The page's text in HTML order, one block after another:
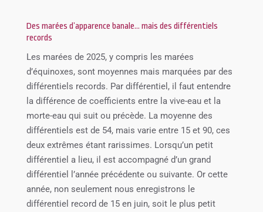
Des marées d’apparence banale… mais des différentiels
records
Les marées de 2025, y compris les marées
d’équinoxes, sont moyennes mais marquées par des
différentiels records. Par différentiel, il faut entendre
la différence de coefficients entre la vive-eau et la
morte-eau qui suit ou précède. La moyenne des
différentiels est de 54, mais varie entre 15 et 90, ces
deux extrêmes étant rarissimes. Lorsqu’un petit
différentiel a lieu, il est accompagné d’un grand
différentiel l’année précédente ou suivante. Or cette
année, non seulement nous enregistrons le
différentiel record de 15 en juin, soit le plus petit